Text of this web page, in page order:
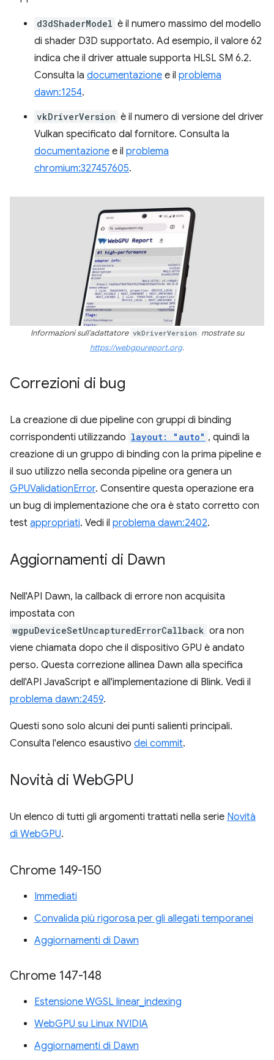
d3dShaderModel è il numero massimo del modello
di shader D3D supportato. Ad esempio, il valore 62
indica che il driver attuale supporta HLSL SM 6.2.
Consulta la documentazione e il problema
dawn:1254.
vkDriverVersion è il numero di versione del driver
Vulkan specificato dal fornitore. Consulta la
documentazione e il problema
chromium:327457605.
Informazioni sull'adattatore vkDriverVersion mostrate su
https://webgpureport.org.
Correzioni di bug
La creazione di due pipeline con gruppi di binding
corrispondenti utilizzando layout: "auto" , quindi la
creazione di un gruppo di binding con la prima pipeline e
il suo utilizzo nella seconda pipeline ora genera un
GPUValidationError. Consentire questa operazione era
un bug di implementazione che ora è stato corretto con
test appropriati. Vedi il problema dawn:2402.
Aggiornamenti di Dawn
Nell'API Dawn, la callback di errore non acquisita
impostata con
wgpuDeviceSetUncapturedErrorCallback ora non
viene chiamata dopo che il dispositivo GPU è andato
perso. Questa correzione allinea Dawn alla specifica
dell'API JavaScript e all'implementazione di Blink. Vedi il
problema dawn:2459.
Questi sono solo alcuni dei punti salienti principali.
Consulta l'elenco esaustivo dei commit.
Novità di WebGPU
Un elenco di tutti gli argomenti trattati nella serie Novità
di WebGPU.
Chrome 149-150
Immediati
Convalida più rigorosa per gli allegati temporanei
Aggiornamenti di Dawn
Chrome 147-148
Estensione WGSL linear_indexing
WebGPU su Linux NVIDIA
Aggiornamenti di Dawn